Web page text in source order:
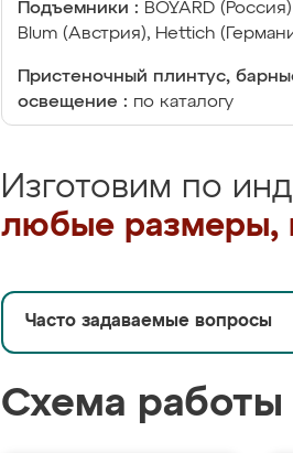
Подъемники : BOYARD
Blum (Австрия), Hettich
Пристеночный плинтус,
освещение : по каталогу
Изготовим по
любые размеры,
Часто задаваемые вопросы
Схема работы